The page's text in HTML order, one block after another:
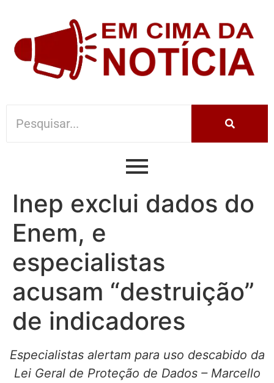
Inep exclui dados do
Enem, e
especialistas
acusam “destruição”
de indicadores
Especialistas alertam para uso descabido da
Lei Geral de Proteção de Dados – Marcello